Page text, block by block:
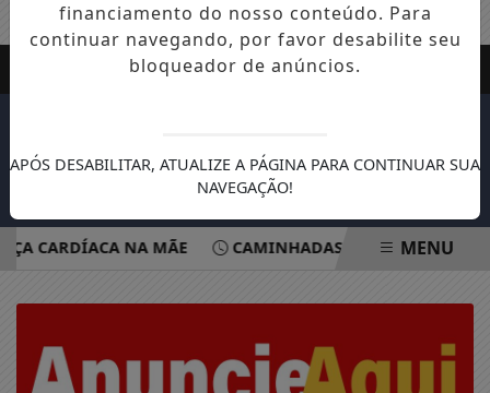
CARDÍACA NA MÃE CAMINHADAS BUSCAMMENU
financiamento do nosso conteúdo. Para
continuar navegando, por favor desabilite seu
bloqueador de anúncios.
APÓS DESABILITAR, ATUALIZE A PÁGINA PARA CONTINUAR SUA
NAVEGAÇÃO!